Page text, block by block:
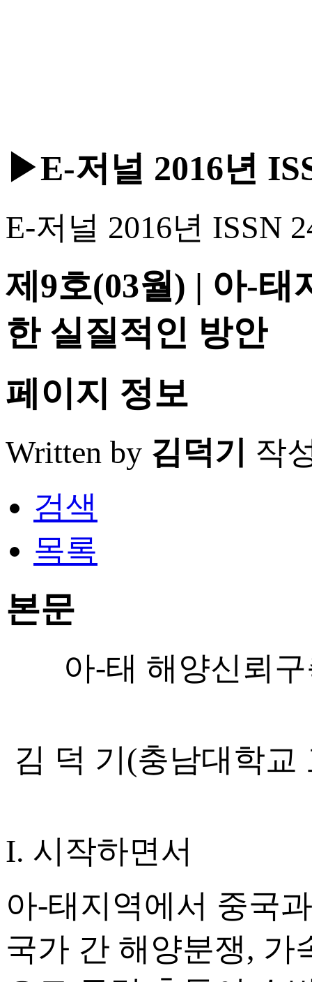
▶E-저널 2016년
E-저널 2016년 ISSN
제9호(03월) | 아-태
한 실질적인 방안
페이지 정보
Written by 김덕기 작
검색
목록
본문
아-태 해양신뢰
김 덕 기(충남대학
I. 시작하면서
아-태지역에서 중국
국가 간 해양분쟁, 가